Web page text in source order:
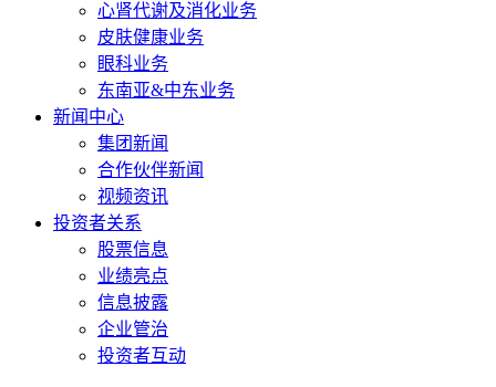
心肾代谢及消化业务
皮肤健康业务
眼科业务
东南亚&中东业务
新闻中心
集团新闻
合作伙伴新闻
视频资讯
投资者关系
股票信息
业绩亮点
信息披露
企业管治
投资者互动